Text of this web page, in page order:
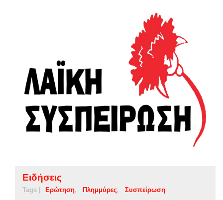
Ειδήσεις
Tags | Ερώτηση Πλημμύρες Συσπείρωση